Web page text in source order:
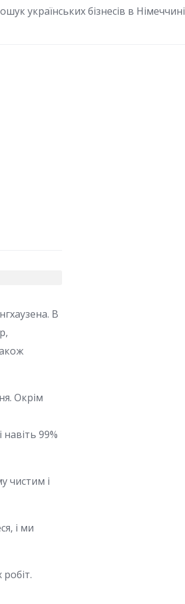
українських бізнесів в Німеччині
В
Окрім
99%
чистим і
і ми